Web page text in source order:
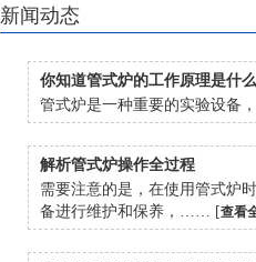
新闻动态
你知道管式炉的工作原理是什
管式炉是一种重要的实验设备
解析管式炉操作全过程
需要注意的是，在使用管式炉
备进行维护和保养，…… [查看